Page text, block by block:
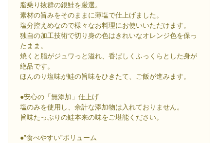
脂乗り抜群の銀鮭を厳選。
素材の旨みをそのままに薄塩で仕上げました。
塩分控えめなので様々なお料理にお使いいただけます。
独自の加工技術で切り身の色はきれいなオレンジ色を保っ
たまま。
焼くと脂がジュワっと溢れ、香ばしくふっくらとした身が
絶品です。
ほんのり塩味が鮭の旨味をひきたて、ご飯が進みます。
●安心の「無添加」仕上げ
塩のみを使用し、余計な添加物は入れておりません。
旨味たっぷりの鮭本来の味をご堪能ください。
●”食べやすい”ボリューム